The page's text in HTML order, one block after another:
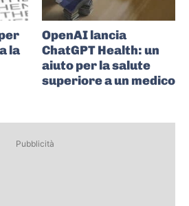
la
OpenAI lancia
ChatGPT Health: un
aiuto per la salute
superiore a un medico
Pubblicità